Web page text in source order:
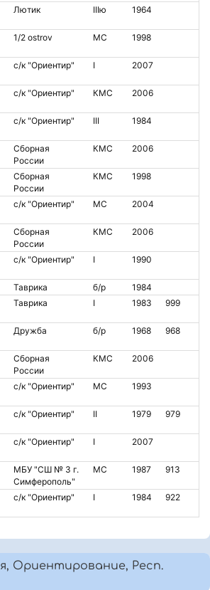
Лютик IIIю 1964
1/2 ostrov МС 1998
с/к "Ориентир" I 2007
с/к "Ориентир" КМС 2006
с/к "Ориентир" III 1984
Сборная
России
КМС 2006
Сборная
России
КМС 1998
с/к "Ориентир" МС 2004
Сборная
России
КМС 2006
с/к "Ориентир" I 1990
Таврика б/р
1984
Таврика I 1983 999
Дружба б/р 1968 968
Сборная
России
КМС 2006
с/к "Ориентир" МС 1993
с/к "Ориентир" II 1979 979
с/к "Ориентир" I 2007
МБУ "СШ № 3 г.
Симферополь"
МС 1987 913
с/к "Ориентир" I 1984 922
Ориентирование, Респ.